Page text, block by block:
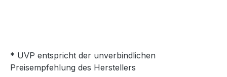
* UVP entspricht der unverbindlichen
Preisempfehlung des Herstellers